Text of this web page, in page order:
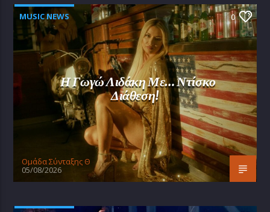
MUSIC NEWS 0
Η Γωγώ Λιδάκη Με… Ντίσκο
Διάθεση!
Oμάδα Σύνταξης Θ
05/08/2026